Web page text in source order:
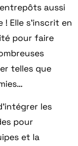
aussi
! Elle s’inscrit en
pour faire
telles que
les
pour
et la